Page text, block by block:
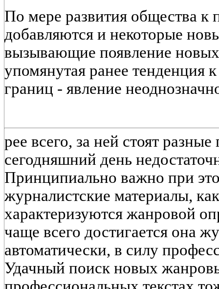
По мере развития общества к
добавляются и некоторые
вызывающие появление
упомянутая ранее
границ - явление
рее всего, за ней стоят
сегодняшний день
Принципиально важно при
журналистские материалы,
характеризуются жанровой
чаще всего достигается она
автоматически, в силу
Удачный поиск новых